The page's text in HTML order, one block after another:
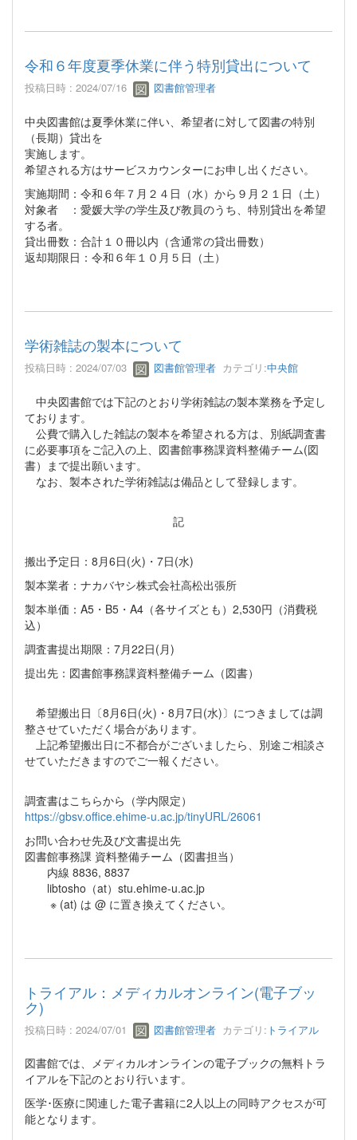
令和６年度夏季休業に伴う特別貸出について
投稿日時 : 2024/07/16 図書館管理者
中央図書館は夏季休業に伴い、希望者に対して図書の特別
（長期）貸出を
実施します。
希望される方はサービスカウンターにお申し出ください。
実施期間：令和６年７月２４日（水）から９月２１日（土）
対象者 ：愛媛大学の学生及び教員のうち、特別貸出を希望
する者。
貸出冊数：合計１０冊以内（含通常の貸出冊数）
返却期限日：令和６年１０月５日（土）
学術雑誌の製本について
投稿日時 : 2024/07/03 図書館管理者 カテゴリ:中央館
中央図書館では下記のとおり学術雑誌の製本業務を予定し
ております。
公費で購入した雑誌の製本を希望される方は、別紙調査書
に必要事項をご記入の上、図書館事務課資料整備チーム(図
書）まで提出願います。
なお、製本された学術雑誌は備品として登録します。
記
搬出予定日：8月6日(火)・7日(水)
製本業者：ナカバヤシ株式会社高松出張所
製本単価：A5・B5・A4（各サイズとも）2,530円（消費税
込）
調査書提出期限：7月22日(月)
提出先：図書館事務課資料整備チーム（図書）
希望搬出日〔8月6日(火)・8月7日(水)〕につきましては調
整させていただく場合があります。
上記希望搬出日に不都合がございましたら、別途ご相談さ
せていただきますのでご一報ください。
調査書はこちらから（学内限定）
https://gbsv.office.ehime-u.ac.jp/tinyURL/26061
お問い合わせ先及び文書提出先
図書館事務課 資料整備チーム（図書担当）
内線 8836, 8837
libtosho（at）stu.ehime-u.ac.jp
※ (at) は @ に置き換えてください。
トライアル：メディカルオンライン(電子ブッ
ク)
投稿日時 : 2024/07/01 図書館管理者 カテゴリ: トライアル
図書館では、メディカルオンラインの電子ブックの無料トラ
イアルを下記のとおり行います。
医学･医療に関連した電子書籍に2人以上の同時アクセスが可
能となります。